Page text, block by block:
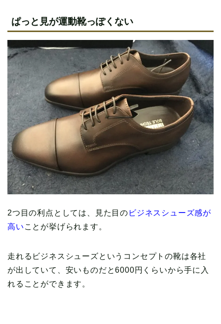
ぱっと見が運動靴っぽくない
2つ目の利点としては、見た目の ビジネスシューズ感が
高い ことが挙げられます。
走れるビジネスシューズというコンセプトの靴は各社
が出していて、安いものだと6000円くらいから手に入
れることができます。